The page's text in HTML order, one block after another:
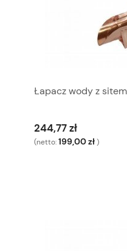
Łapacz wody z
244,77 zł
(netto:199,00 zł )